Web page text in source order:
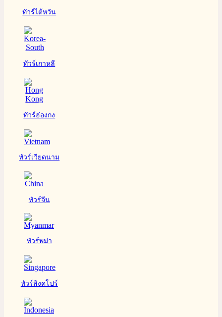
ทัวร์ไต้หวัน
ทัวร์เกาหลี
ทัวร์ฮ่องกง
ทัวร์เวียดนาม
ทัวร์จีน
ทัวร์พม่า
ทัวร์สิงคโปร์